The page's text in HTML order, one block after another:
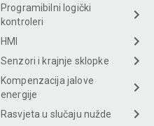
Programibilni logički
kontroleri
HMI
Senzori i krajnje sklopke
Kompenzacija jalove
energije
Rasvjeta u slučaju nužde